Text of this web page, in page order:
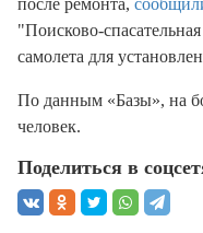
после ремонта,
"Поисково-
самолета для
По данным «Базы», на
человек.
Поделиться в